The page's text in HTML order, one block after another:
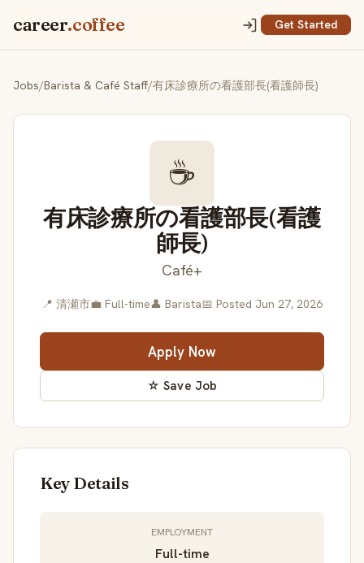
career.coffee Get Started
Jobs/Barista & Café Staff/有床診療所の看護部長(看護師長)
☕
有床診療所の看護部長(看護
師長)
Café+
📍 清瀬市💼 Full-time👤 Barista📅 Posted Jun 27, 2026
Apply Now
☆ Save Job
Key Details
EMPLOYMENT
Full-time